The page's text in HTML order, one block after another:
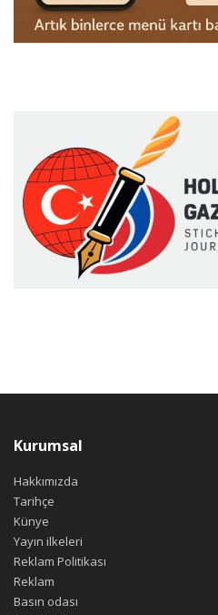
Kurumsal
Hakkımızda
Tarihçe
Künye
Yayın ilkeleri
Reklam Politikası
Reklam
Basın odası